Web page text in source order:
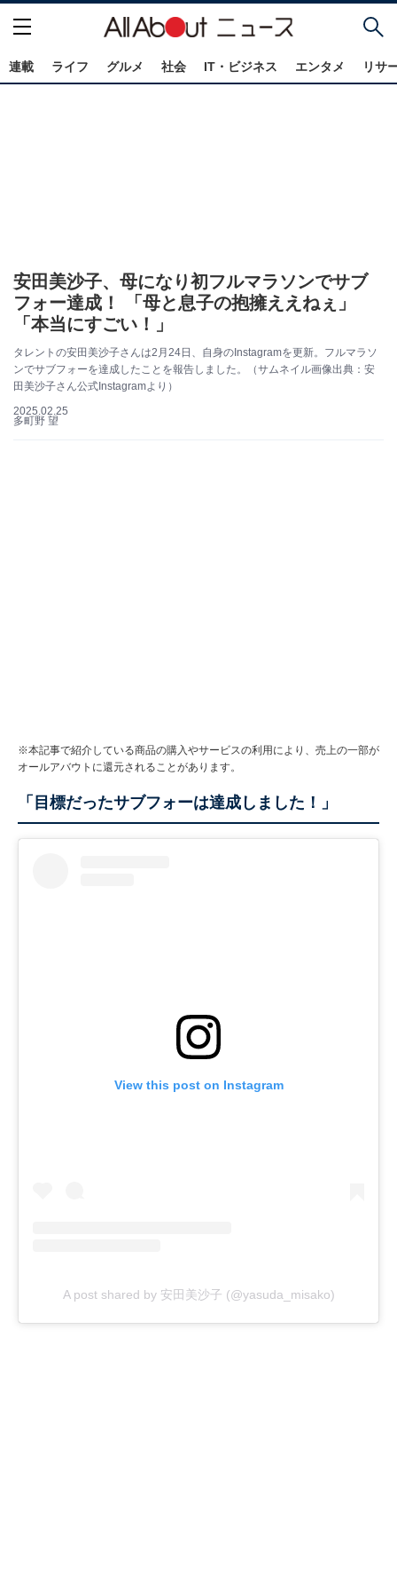
連載 ライフ グルメ 社会 IT・ビジネス エンタメ リサ
安田美沙子、母になり初フルマラソンでサブ
フォー達成！ 「母と息子の抱擁ええねぇ」
「本当にすごい！」
タレントの安田美沙子さんは2月24日、自身のInstagramを更新。フルマラソ
ンでサブフォーを達成したことを報告しました。（サムネイル画像出典：安
田美沙子さん公式Instagramより）
2025.02.25
多町野 望
※本記事で紹介している商品の購入やサービスの利用により、売上の一部が
オールアバウトに還元されることがあります。
「目標だったサブフォーは達成しました！」
View this post on Instagram
A post shared by 安田美沙子 (@yasuda_misako)